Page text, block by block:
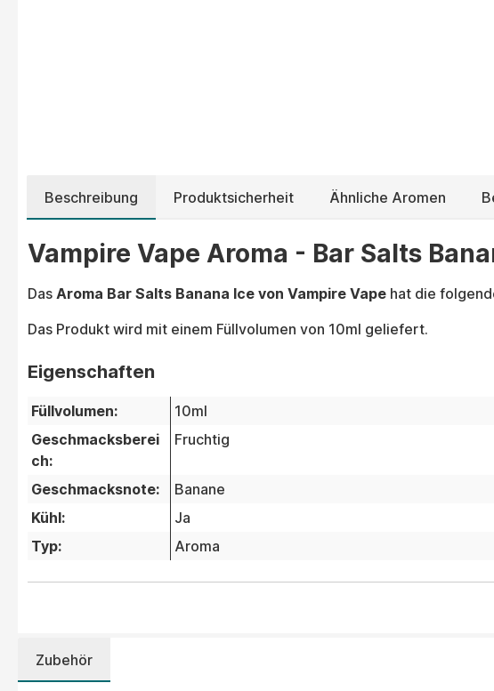
Beschreibung Produktsicherheit Ähnliche Aromen
Vampire Vape Aroma - Bar Salts
Das Aroma Bar Salts Banana Ice von Vampire Vape hat die
Das Produkt wird mit einem Füllvolumen von 10ml geliefert.
Eigenschaften
Füllvolumen:
10ml
Geschmacksberei
ch:
Fruchtig
Geschmacksnote:
Banane
Kühl:
Ja
Typ:
Aroma
Zubehör